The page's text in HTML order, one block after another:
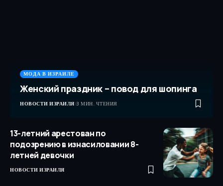
МОДА В ИЗРАИЛЕ
Женский праздник – повод для шопинга
НОВОСТИ ИЗРАИЛЯ 3 МИН. ЧТЕНИЯ
13-летний арестован по
подозрению в изнасиловании 8-
летней девочки
НОВОСТИ ИЗРАИЛЯ